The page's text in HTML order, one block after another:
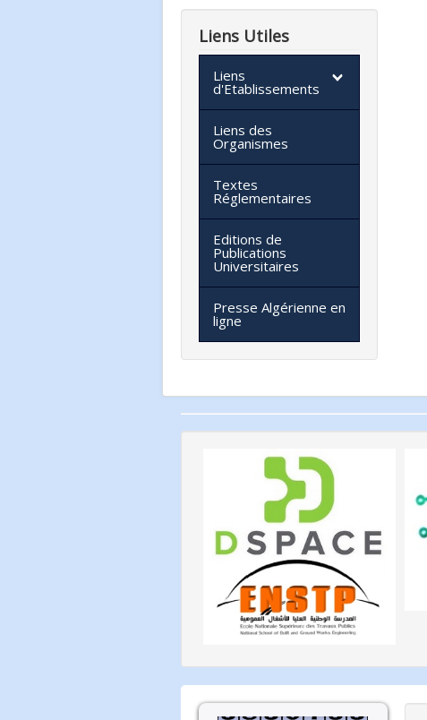
Liens Utiles
Liens
d'Etablissements
Liens des
Organismes
Textes
Réglementaires
Editions de
Publications
Universitaires
Presse Algérienne en
ligne